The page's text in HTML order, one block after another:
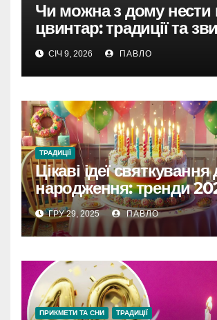
Чи можна з дому нести
цвинтар: традиції та
Україні
СІЧ 9, 2026 ПАВЛО
ТРАДИЦІЇ
Цікаві ідеї святкування
народження: тренди
Україні
ГРУ 29, 2025 ПАВЛО
ПРИКМЕТИ ТА СНИ ТРАДИЦІЇ